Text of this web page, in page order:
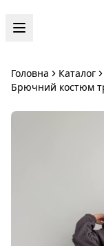
Головна Каталог
Брючний костюм